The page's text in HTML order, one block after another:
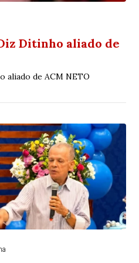
Ditinho aliado de
aliado de ACM NETO